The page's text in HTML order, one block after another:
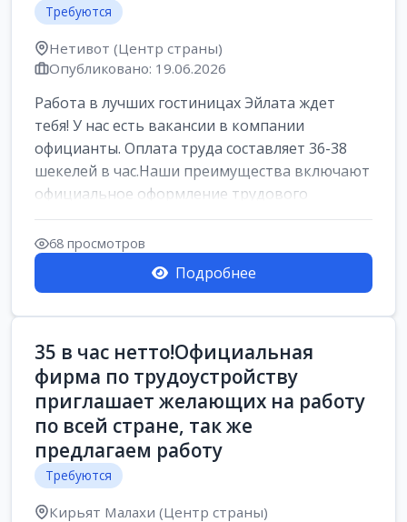
Требуются
Нетивот (Центр страны)
Опубликовано: 19.06.2026
Работа в лучших гостиницах Эйлата ждет
тебя! У нас есть вакансии в компании
официанты. Оплата труда составляет 36-38
шекелей в час.Наши преимущества включают
официальное оформление трудового
договора,...
68 просмотров
Подробнее
35 в час нетто!Официальная
фирма по трудоустройству
приглашает желающих на работу
по всей стране, так же
предлагаем работу
Требуются
Кирьят Малахи (Центр страны)